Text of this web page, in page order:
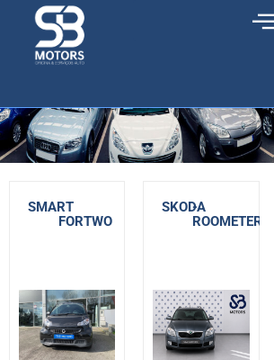
SMART
-
FORTWO
SKODA
-
ROOMETER